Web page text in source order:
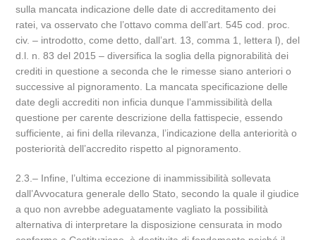
sulla mancata indicazione delle date di accreditamento dei
ratei, va osservato che l’ottavo comma dell’art. 545 cod. proc.
civ. – introdotto, come detto, dall’art. 13, comma 1, lettera l), del
d.l. n. 83 del 2015 – diversifica la soglia della pignorabilità dei
crediti in questione a seconda che le rimesse siano anteriori o
successive al pignoramento. La mancata specificazione delle
date degli accrediti non inficia dunque l’ammissibilità della
questione per carente descrizione della fattispecie, essendo
sufficiente, ai fini della rilevanza, l’indicazione della anteriorità o
posteriorità dell’accredito rispetto al pignoramento.
2.3.‒ Infine, l’ultima eccezione di inammissibilità sollevata
dall’Avvocatura generale dello Stato, secondo la quale il giudice
a quo non avrebbe adeguatamente vagliato la possibilità
alternativa di interpretare la disposizione censurata in modo